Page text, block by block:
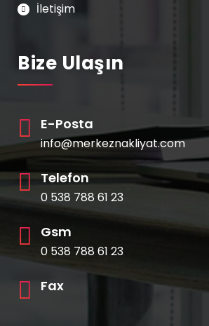
İletişim
Bize Ulaşın
E-Posta
info@merkeznakliyat.com
Telefon
0 538 788 61 23
Gsm
0 538 788 61 23
Fax